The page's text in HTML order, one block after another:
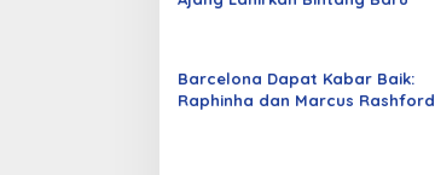
Barcelona Dapat Kabar Baik:
Raphinha dan Marcus Rashford